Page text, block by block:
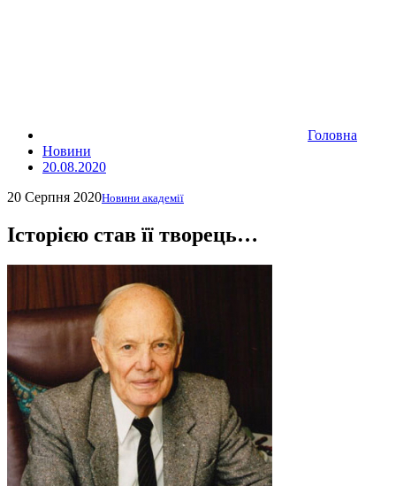
Головна
Новини
20.08.2020
20 Серпня 2020Новини академії
Історією став її творець…